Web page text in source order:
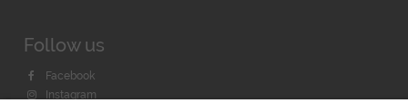
Follow us
Facebook
Instagram